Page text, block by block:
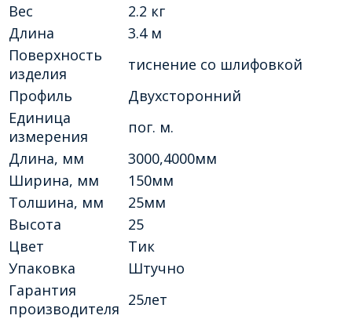
Вес
2.2 кг
Длина
3.4 м
Поверхность
изделия
тиснение со шлифовкой
Профиль
Двухсторонний
Единица
измерения
пог. м.
Длина, мм
3000,4000мм
Ширина, мм
150мм
Толшина, мм
25мм
Высота
25
Цвет
Тик
Упаковка
Штучно
Гарантия
производителя 25лет